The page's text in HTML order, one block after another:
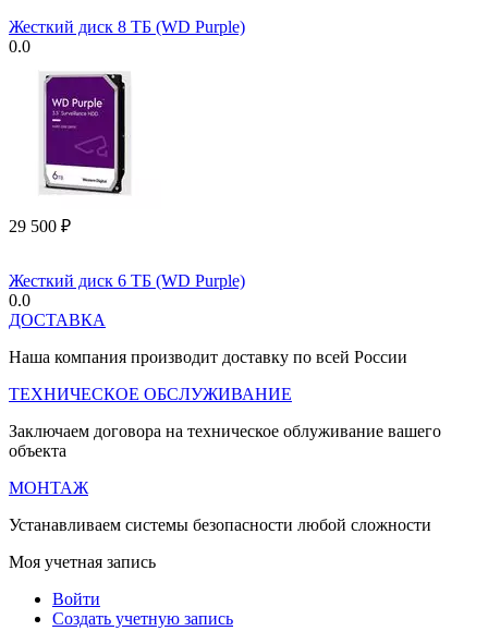
Жесткий диск 8 ТБ (WD Purple)
0.0
29 500 ₽
Жесткий диск 6 ТБ (WD Purple)
0.0
ДОСТАВКА
Наша компания производит доставку по всей России
ТЕХНИЧЕСКОЕ ОБСЛУЖИВАНИЕ
Заключаем договора на техническое облуживание вашего
объекта
МОНТАЖ
Устанавливаем системы безопасности любой сложности
Моя учетная запись
Войти
Создать учетную запись